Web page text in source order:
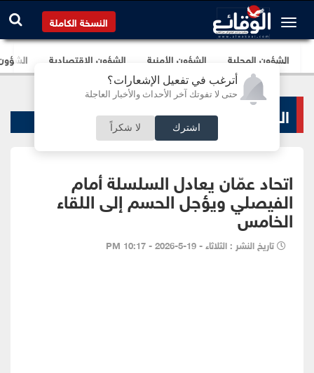
أترغب في تفعيل الإشعارات؟
حتى لا تفوتك آخر الأحداث والأخبار العاجلة
اشترك لا شكراً
النسخة الكاملة
الشؤون المحلية الشؤون الأمنية الشؤون الإقتصادية
الرياضة المحلية
اتحاد عمّان يعادل السلسلة أمام
الفيصلي ويؤجل الحسم إلى اللقاء
الخامس
تاريخ النشر : الثلاثاء - 19-5-2026 - 10:17 PM